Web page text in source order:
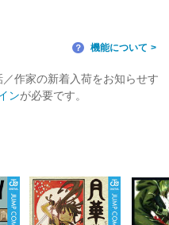
？ 機能について
作家の新着入荷をお知らせす
ンが必要です。